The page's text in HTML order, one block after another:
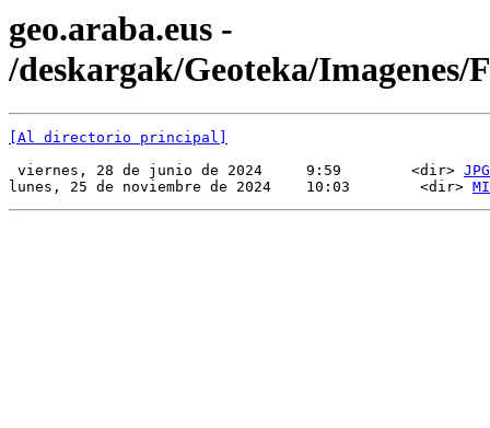
geo.araba.eus -
/deskargak/Geoteka/Imagenes/
[Al directorio principal]
viernes, 28 de junio de 2024     9:59        <dir> JPG
lunes, 25 de noviembre de 2024    10:03        <dir>